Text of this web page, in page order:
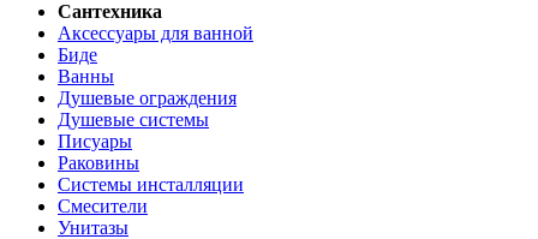
Сантехника
Аксессуары для ванной
Биде
Ванны
Душевые ограждения
Душевые системы
Писуары
Раковины
Системы инсталляции
Смесители
Унитазы